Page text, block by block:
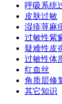
呼吸系统
皮肤过敏
湿疹荨麻
过敏性紫
疑难性皮
过敏性体
红血丝
角质层修
其它知识